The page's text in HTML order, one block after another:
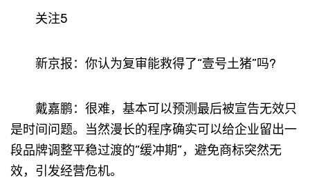
关注5
新京报：你认为复审能救得了“壹号土猪”吗?
戴嘉鹏：很难，基本可以预测最后被宣告无效只
是时间问题。当然漫长的程序确实可以给企业留出一
段品牌调整平稳过渡的“缓冲期”，避免商标突然无
效，引发经营危机。